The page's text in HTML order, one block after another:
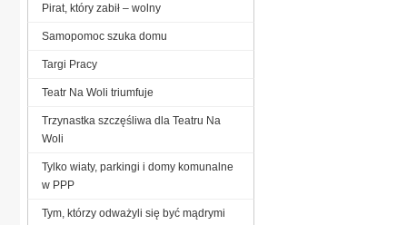
Pirat, który zabił – wolny
Samopomoc szuka domu
Targi Pracy
Teatr Na Woli triumfuje
Trzynastka szczęśliwa dla Teatru Na
Woli
Tylko wiaty, parkingi i domy komunalne
w PPP
Tym, którzy odważyli się być mądrymi